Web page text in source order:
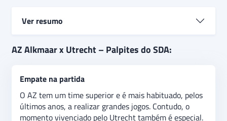
Ver resumo
AZ Alkmaar e Utrecht se enfrentam pela 7ª rodada
trecho. Enquanto o Utrecht vem de 4 vitórias
seguidas. O palpite éde empate, apostando em um
duelo bastante equilibrado. Além disso, há a
expectativa de que a partida tenha pelo menos dois
AZ Alkmaar x Utrecht – Palpites do SDA:
Empate na partida
O AZ tem um time superior e é mais habituado, pelos
últimos anos, a realizar grandes jogos. Contudo, o
momento vivenciado pelo Utrecht também é especial.